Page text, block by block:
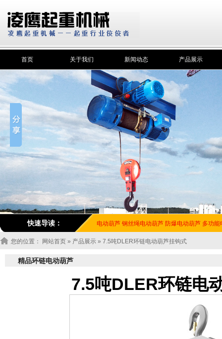
首页 关于我们 新闻动态 产品展示
快速导读： 电动葫芦 钢丝绳电动葫芦 防爆电动葫芦 多功能
您的位置： 网站首页 » 产品展示 » 7.5吨DLER环链电动葫芦挂钩式
精品环链电动葫芦
7.5吨DLER环链电